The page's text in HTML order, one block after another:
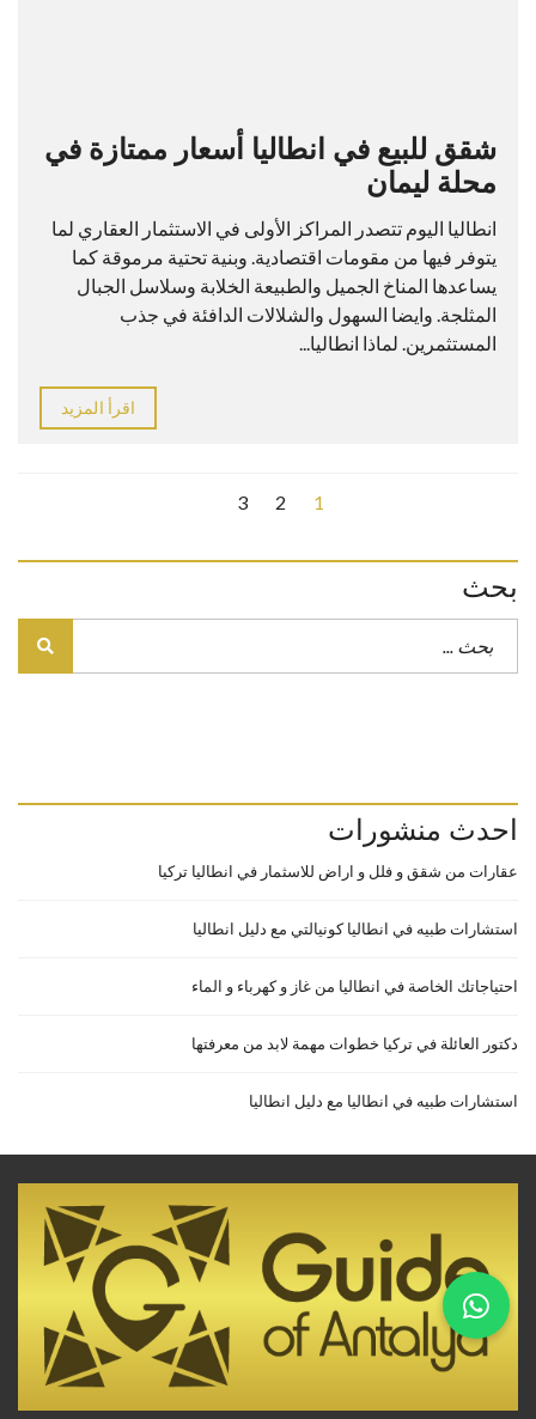
شقق للبيع في انطاليا أسعار ممتازة في
محلة ليمان
انطاليا اليوم تتصدر المراكز الأولى في الاستثمار العقاري لما
يتوفر فيها من مقومات اقتصادية. وبنية تحتية مرموقة كما
يساعدها المناخ الجميل والطبيعة الخلابة وسلاسل الجبال
المثلجة. وايضا السهول والشلالات الدافئة في جذب
المستثمرين. لماذا انطاليا...
اقرأ المزيد
1
2
3
بحث
احدث منشورات
عقارات من شقق و فلل و اراض للاسثمار في انطاليا تركيا
استشارات طبيه في انطاليا كونيالتي مع دليل انطاليا
احتياجاتك الخاصة في انطاليا من غاز و كهرباء و الماء
دكتور العائلة في تركيا خطوات مهمة لابد من معرفتها
استشارات طبيه في انطاليا مع دليل انطاليا